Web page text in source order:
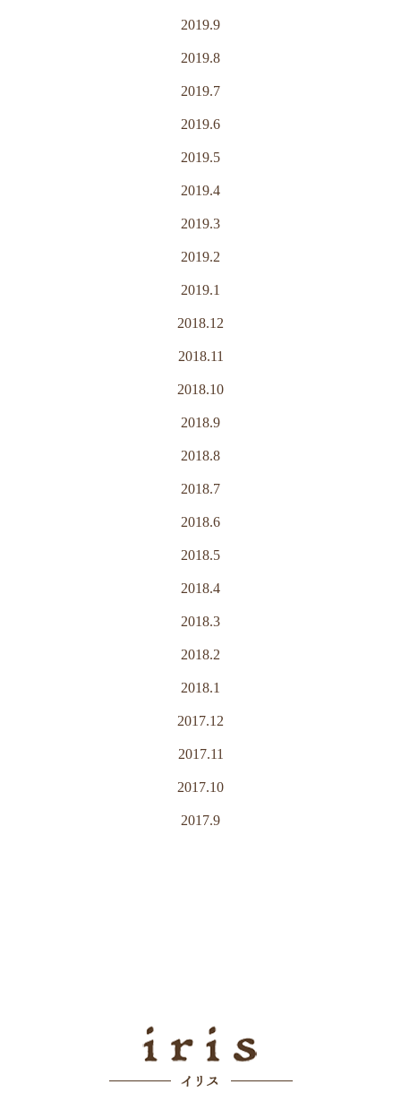
2019.9
2019.8
2019.7
2019.6
2019.5
2019.4
2019.3
2019.2
2019.1
2018.12
2018.11
2018.10
2018.9
2018.8
2018.7
2018.6
2018.5
2018.4
2018.3
2018.2
2018.1
2017.12
2017.11
2017.10
2017.9